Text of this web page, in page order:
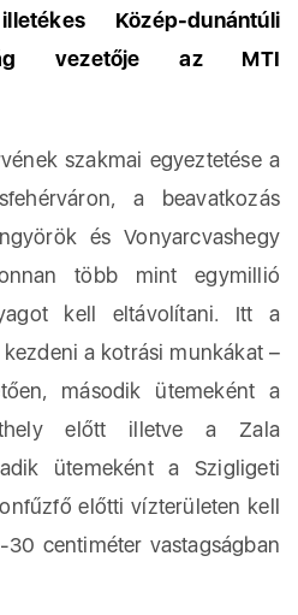
Közép-dunántúli
vezetője az MTI
szakmai egyeztetése a
a beavatkozás
és Vonyarcvashegy
több mint egymillió
kell eltávolítani. Itt a
a kotrási munkákat –
második ütemeként a
előtt illetve a Zala
ütemeként a Szigligeti
előtti vízterületen kell
centiméter vastagságban